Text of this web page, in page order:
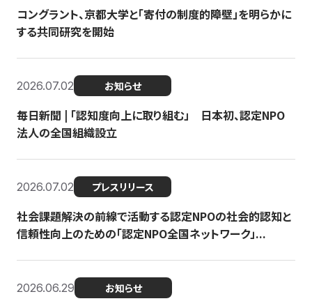
コングラント、京都大学と「寄付の制度的障壁」を明らかに
する共同研究を開始
2026.07.02 お知らせ
毎日新聞 | 「認知度向上に取り組む」 日本初、認定NPO
法人の全国組織設立
2026.07.02 プレスリリース
社会課題解決の前線で活動する認定NPOの社会的認知と
信頼性向上のための「認定NPO全国ネットワーク」...
2026.06.29 お知らせ